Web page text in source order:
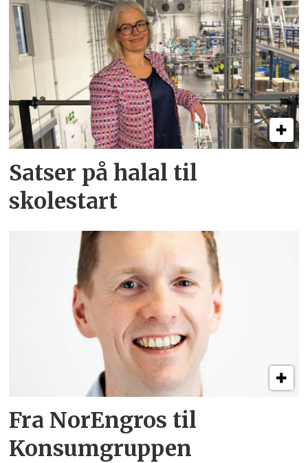
Satser på halal til
skolestart
Fra NorEngros til
Konsumgruppen